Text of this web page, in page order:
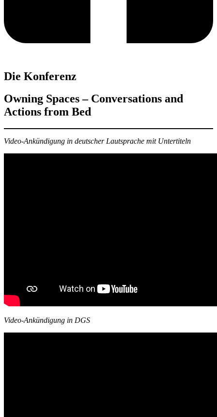
Die Konferenz
Owning Spaces – Conversations and
Actions from Bed
Video-Ankündigung in deutscher Lautsprache mit Untertiteln
Video-Ankündigung in DGS